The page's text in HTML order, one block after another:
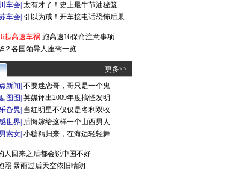
车会 太有才了！史上最牛节油秘笈
车会 引以为戒！开车接电话恐怖后果
起高速车祸 跑高速16保命注意事项
？各国领导人座驾一览
更多>>
新闻 不要迷恋哥，哥只是一个鬼
图图 英媒评出2009年度搞怪发明
旮旯 当红明星不仅仅是名利双收
世界 后悔嫁给这样一个山西男人
索女 小糖精归来，在海边轻轻舞
人回来之后都会说中国不好
照 暴雨过后天空依旧晴朗